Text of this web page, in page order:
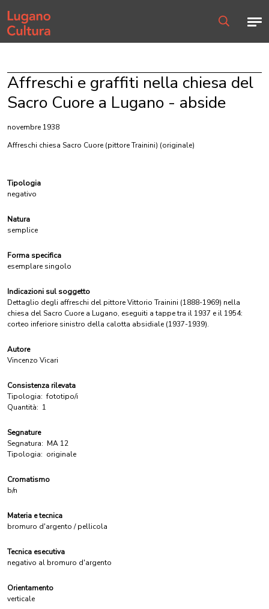
Home page
Affreschi e graffiti nella chiesa del
Sacro Cuore a Lugano - abside
novembre 1938
Affreschi chiesa Sacro Cuore (pittore Trainini) (originale)
Tipologia
negativo
Natura
semplice
Forma specifica
esemplare singolo
Indicazioni sul soggetto
Dettaglio degli affreschi del pittore Vittorio Trainini (1888-1969) nella
chiesa del Sacro Cuore a Lugano, eseguiti a tappe tra il 1937 e il 1954:
corteo inferiore sinistro della calotta absidiale (1937-1939).
Autore
Vincenzo Vicari
Consistenza rilevata
Tipologia: fototipo/i
Quantità: 1
Segnature
Segnatura: MA 12
Tipologia: originale
Cromatismo
b/n
Materia e tecnica
bromuro d'argento / pellicola
Tecnica esecutiva
negativo al bromuro d'argento
Orientamento
verticale